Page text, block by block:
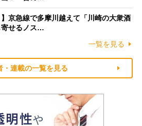
】京急線で多摩川越えて「川崎の大衆酒
せるノス…
一覧を見る
・連載の一覧を見る